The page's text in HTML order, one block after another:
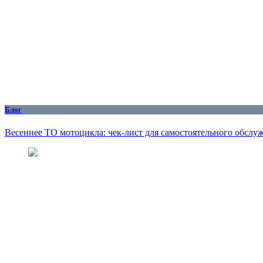
Блог
Весеннее ТО мотоцикла: чек-лист для самостоятельного